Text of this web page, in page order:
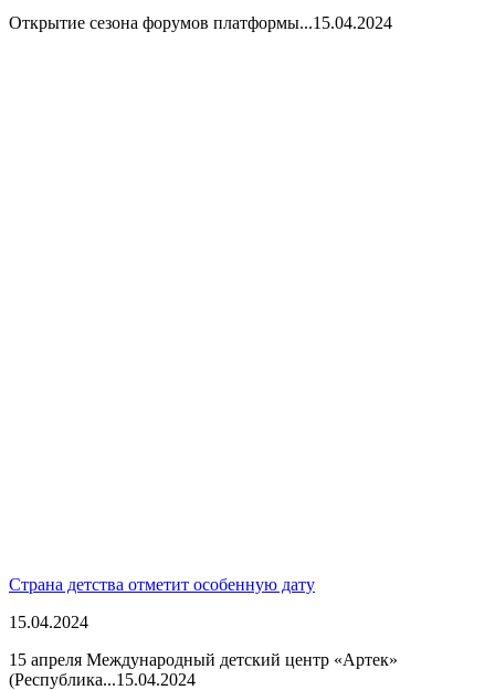
Открытие сезона форумов платформы...15.04.2024
Страна детства отметит особенную дату
15.04.2024
15 апреля Международный детский центр «Артек»
(Республика...15.04.2024